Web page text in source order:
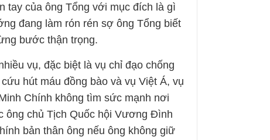
tay của ông Tổng với mục đích là gì
đang làm rón rén sợ ông Tổng biết
bước thận trọng.
vụ, đặc biệt là vụ chỉ đạo chống
hút máu đồng bào và vụ Việt Á, vụ
Chính không tìm sức mạnh nơi
ông chủ Tịch Quốc hội Vương Đình
bản thân ông nếu ông không giữ